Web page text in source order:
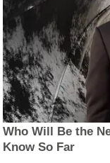
Who Will Be the
Know So Far